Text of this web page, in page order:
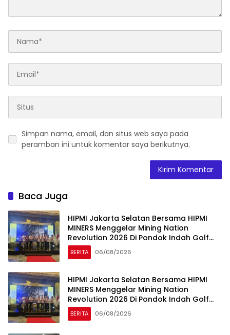
Simpan nama, email, dan situs web saya pada
peramban ini untuk komentar saya berikutnya.
Baca Juga
HIPMI Jakarta Selatan Bersama HIPMI
MINERS Menggelar Mining Nation
Revolution 2026 Di Pondok Indah Golf
Jakarta
BERITA 06/08/2026
HIPMI Jakarta Selatan Bersama HIPMI
MINERS Menggelar Mining Nation
Revolution 2026 Di Pondok Indah Golf
Jakarta
BERITA 06/08/2026